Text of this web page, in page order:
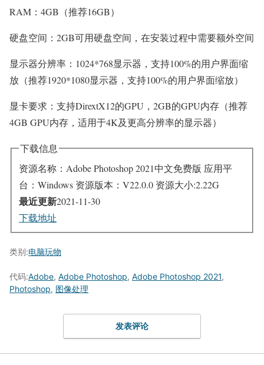
RAM：4GB（推荐16GB）
硬盘空间：2GB可用硬盘空间，在安装过程中需要额外空间
显示器分辨率：1024*768显示器，支持100%的用户界面缩
放（推荐1920*1080显示器，支持100%的用户界面缩放）
显卡要求：支持DirextX12的GPU，2GB的GPU内存（推荐
4GB GPU内存，适用于4K及更高分辨率的显示器）
下载信息
资源名称：Adobe Photoshop 2021中文免费版 应用平
台：Windows 资源版本：V22.0.0 资源大小:2.22G
最近更新2021-11-30
下载地址
类别:电脑玩物
代码:Adobe, Adobe Photoshop, Adobe Photoshop 2021,
Photoshop, 图像处理
发表评论